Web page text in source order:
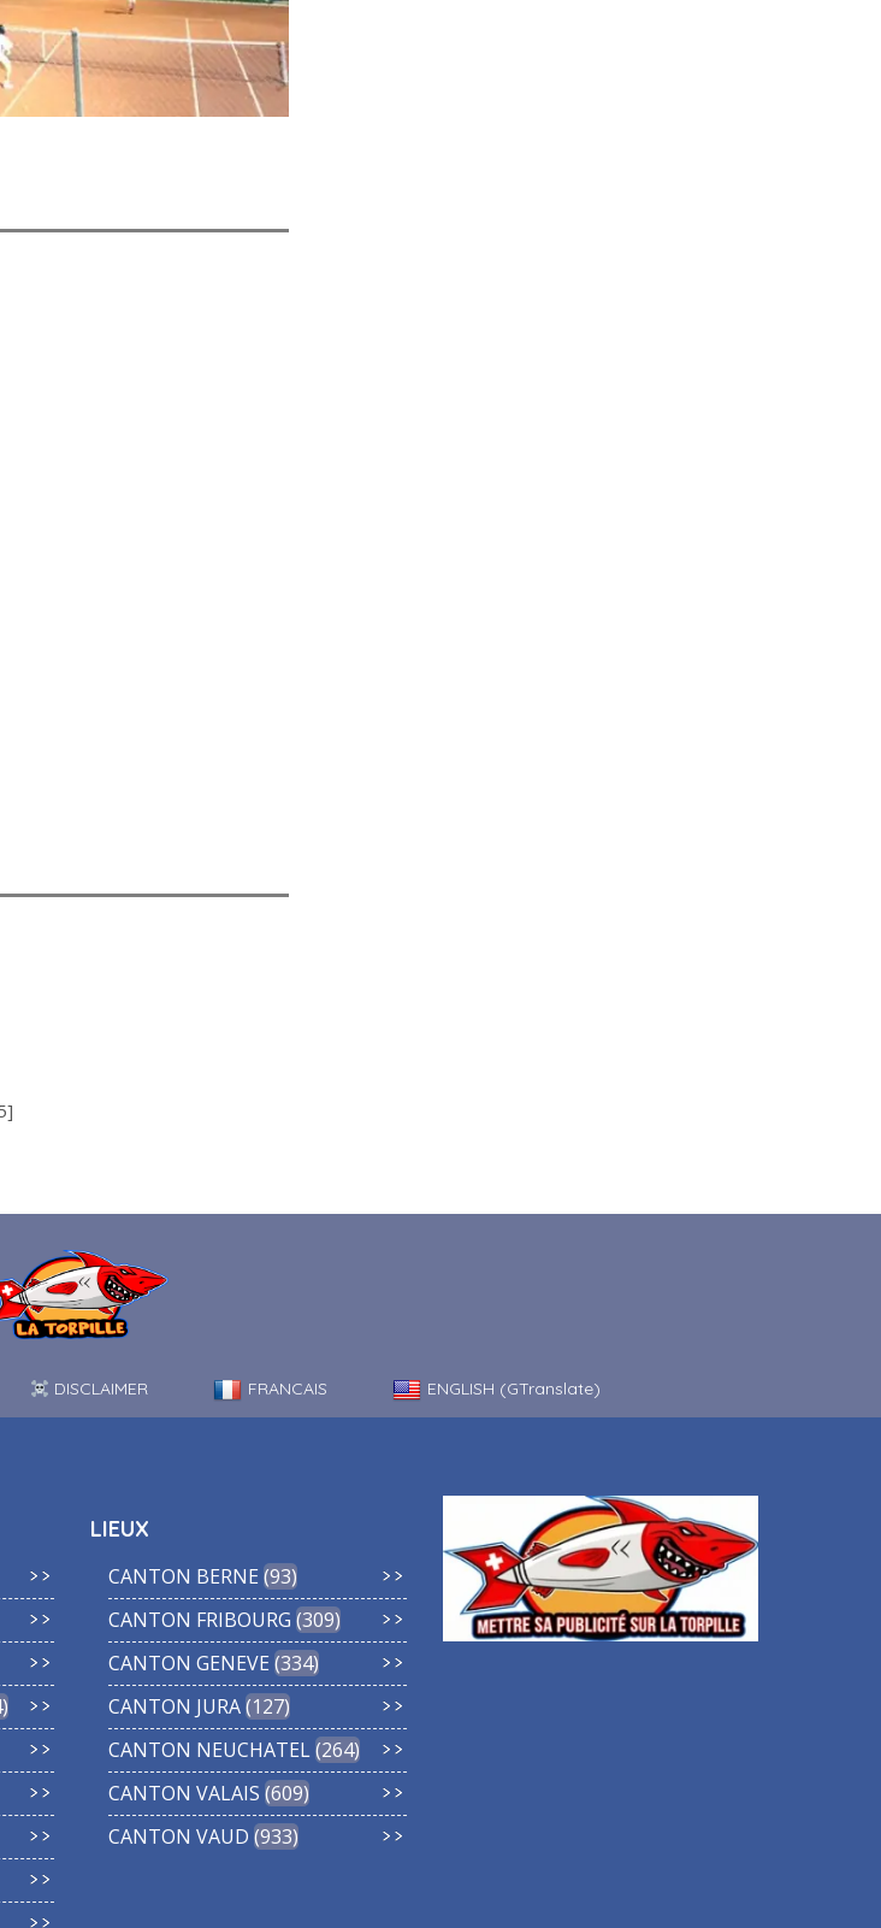
]
DISCLAIMER FRANCAIS ENGLISH (GTranslate)
LIEUX
CANTON BERNE 93
CANTON FRIBOURG 309
CANTON GENEVE 334
CANTON JURA 127
CANTON NEUCHATEL 264
CANTON VALAIS 609
CANTON VAUD 933